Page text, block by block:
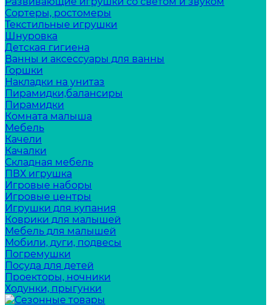
Сортеры, ростомеры
Текстильные игрушки
Шнуровка
Детская гигиена
Ванны и аксессуары для ванны
Горшки
Накладки на унитаз
Пирамидки,балансиры
Пирамидки
Комната малыша
Мебель
Качели
Качалки
Складная мебель
ПВХ игрушка
Игровые наборы
Игровые центры
Игрушки для купания
Коврики для малышей
Мебель для малышей
Мобили, дуги, подвесы
Погремушки
Посуда для детей
Проекторы, ночники
Ходунки, прыгунки